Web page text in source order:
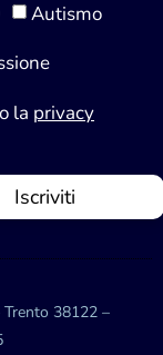
Autismo
la privacy
Iscriviti
Trento 38122 –